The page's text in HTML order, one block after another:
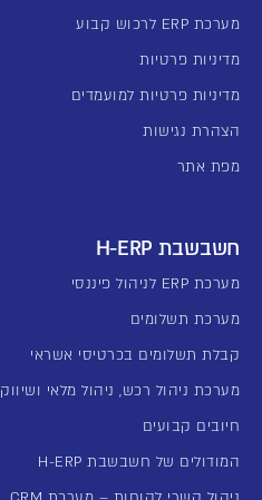
מערכת ERP לרכוש קבוע
מדיניות פרטיות
מדיניות פרטיות למועמדים
הצהרת נגישות
מפת אתר
חשבשבת H-ERP
מערכת ERP לניהול פיננסי
מערכת תשלומים
קבלת תשלומים בכרטיסי אשראי
מערכת ניהול רכש, ניהול מלאי ושיווק
חיובים קבועים
המודולים של חשבשבת H-ERP